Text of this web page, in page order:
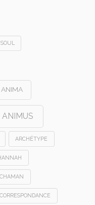
ANIMA
ANIMUS
ARCHÉTYPE
CHAMAN
CORRESPONDANCE